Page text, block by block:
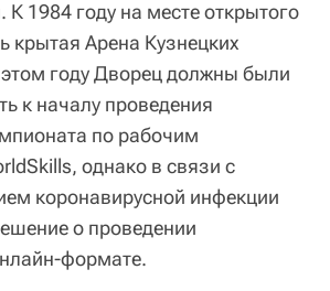
К 1984 году на месте открытого
крытая Арена Кузнецких
году Дворец должны были
к началу проведения
по рабочим
однако в связи с
коронавирусной инфекции
о проведении
формате.